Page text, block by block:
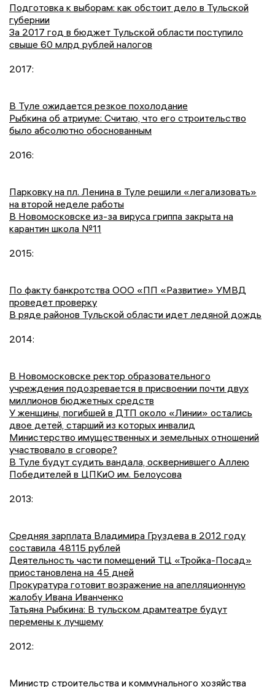
Подготовка к выборам: как обстоит дело в Тульской
губернии
За 2017 год в бюджет Тульской области поступило
свыше 60 млрд рублей налогов
2017:
В Туле ожидается резкое похолодание
Рыбкина об атриуме: Считаю, что его строительство
было абсолютно обоснованным
2016:
Парковку на пл. Ленина в Туле решили «легализовать»
на второй неделе работы
В Новомосковске из-за вируса гриппа закрыта на
карантин школа №11
2015:
По факту банкротства ООО «ПП «Развитие» УМВД
проведет проверку
В ряде районов Тульской области идет ледяной дождь
2014:
В Новомосковске ректор образовательного
учреждения подозревается в присвоении почти двух
миллионов бюджетных средств
У женщины, погибшей в ДТП около «Линии» остались
двое детей, старший из которых инвалид
Министерство имущественных и земельных отношений
участвовало в сговоре?
В Туле будут судить вандала, осквернившего Аллею
Победителей в ЦПКиО им. Белоусова
2013:
Средняя зарплата Владимира Груздева в 2012 году
составила 48115 рублей
Деятельность части помещений ТЦ «Тройка-Посад»
приостановлена на 45 дней
Прокуратура готовит возражение на апелляционную
жалобу Ивана Иванченко
Татьяна Рыбкина: В тульском драмтеатре будут
перемены к лучшему
2012:
Министр строительства и коммунального хозяйства